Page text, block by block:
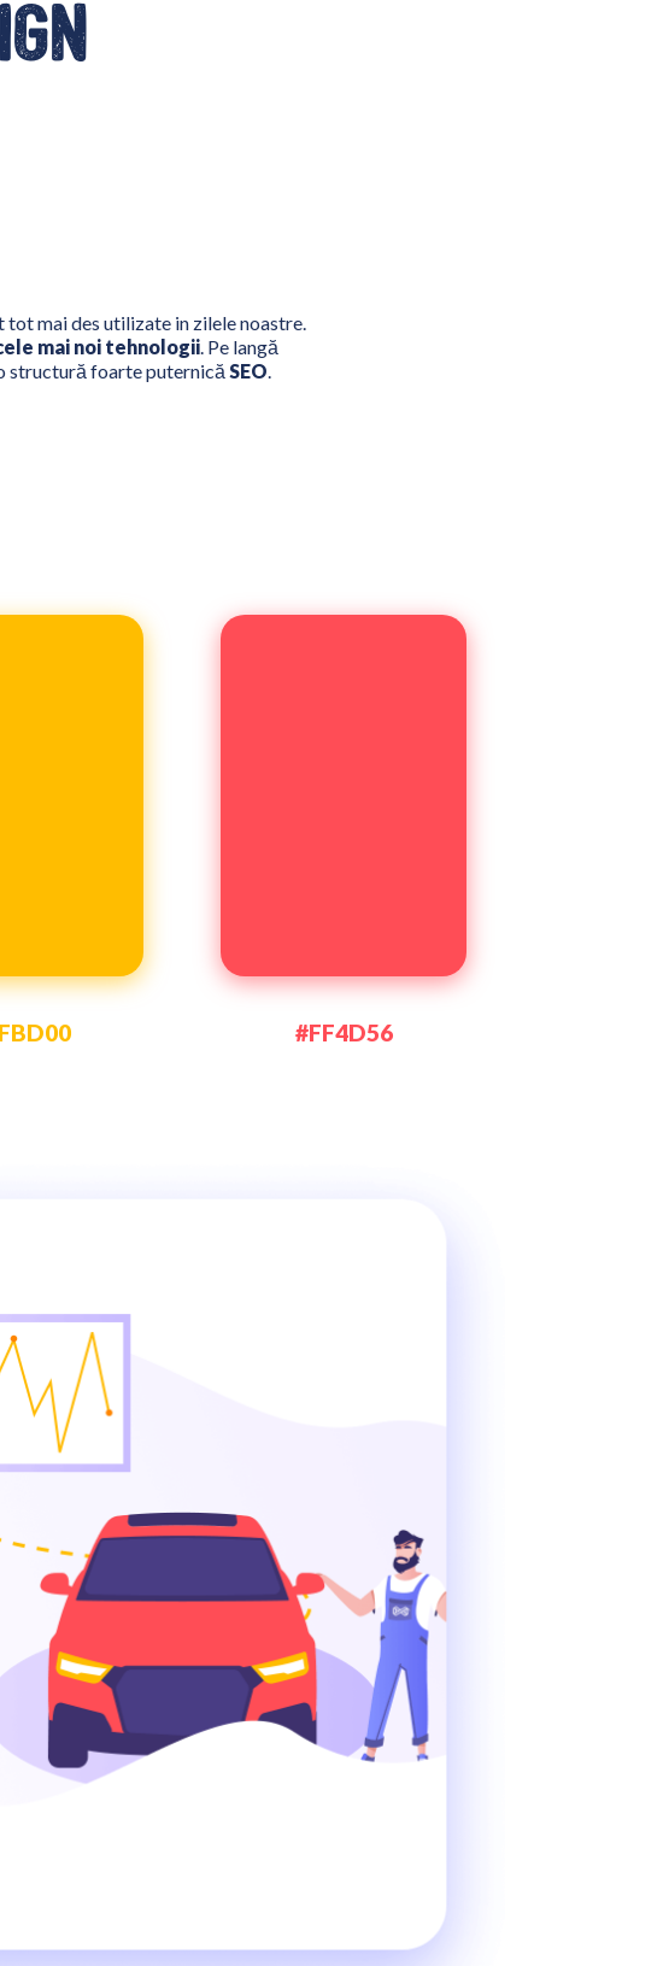
tot mai des utilizate in zilele noastre.
mai noi tehnologii. Pe langă
structură foarte puternicăSEO.
#FF4D56